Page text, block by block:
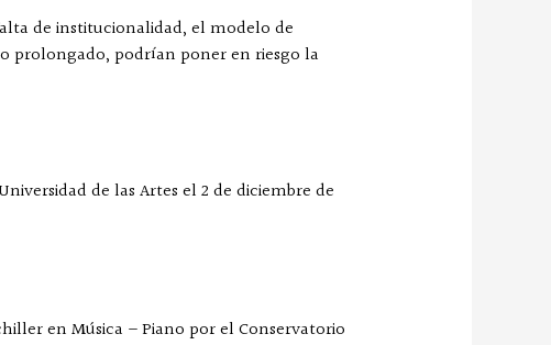
de institucionalidad, el modelo de
prolongado, podrían poner en riesgo la
de las Artes el 2 de diciembre de
en Música – Piano por el Conservatorio